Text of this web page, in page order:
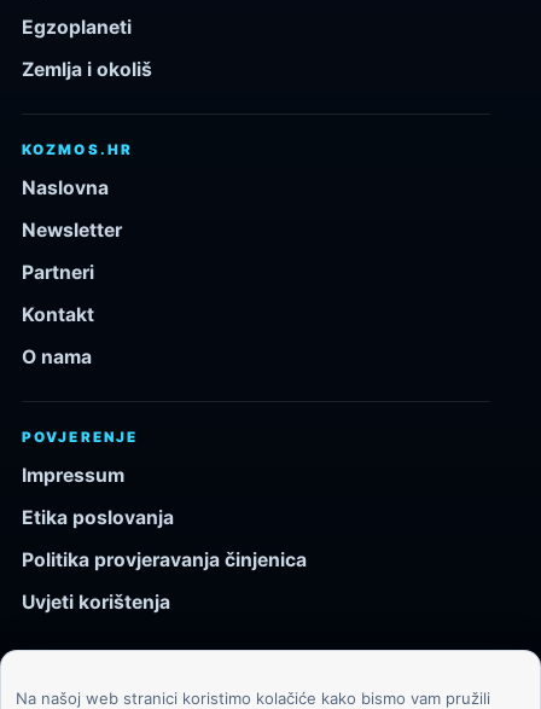
Egzoplaneti
Zemlja i okoliš
KOZMOS.HR
Naslovna
Newsletter
Partneri
Kontakt
O nama
POVJERENJE
Impressum
Etika poslovanja
Politika provjeravanja činjenica
Uvjeti korištenja
Na našoj web stranici koristimo kolačiće kako bismo vam pružili